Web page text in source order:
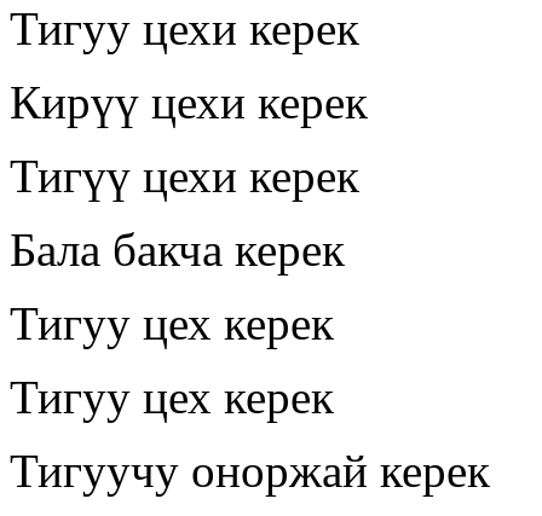
Тигуу цехи керек
Кирүү цехи керек
Тигүү цехи керек
Бала бакча керек
Тигуу цех керек
Тигуу цех керек
Тигуучу оноржай керек